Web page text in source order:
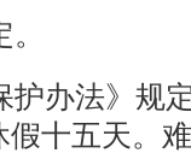
护办法》规
十五天。